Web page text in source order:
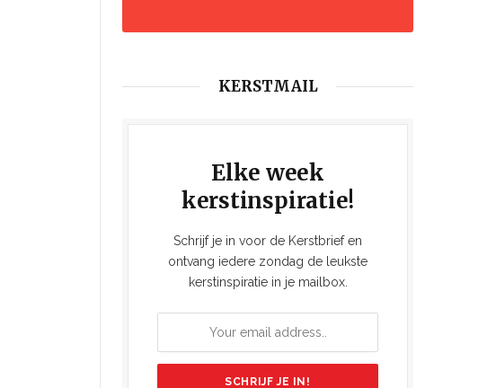
KERSTMAIL
Elke week
kerstinspiratie!
Schrijf je in voor de Kerstbrief en
ontvang iedere zondag de leukste
kerstinspiratie in je mailbox.